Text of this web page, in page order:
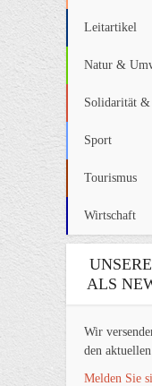
Leitartikel
Natur &
Solidarität
Sport
Tourismus
Wirtschaft
ALS
Wir
den
Melden Sie